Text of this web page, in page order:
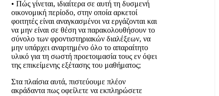
• Πώς γίνεται, ιδιαίτερα σε αυτή τη δυσμενή
οικονομική περίοδο, στην οποία αρκετοί
φοιτητές είναι αναγκασμένοι να εργάζονται και
να μην είναι σε θέση να παρακολουθήσουν το
σύνολο των φροντιστηριακών διαλέξεων, να
μην υπάρχει αναρτημένο όλο το απαραίτητο
υλικό για τη σωστή προετοιμασία τους εν όψει
της επικείμενης εξέτασης του μαθήματος;
Στα πλαίσια αυτά, πιστεύουμε πλέον
ακράδαντα πως οφείλετε να εκπληρώσετε